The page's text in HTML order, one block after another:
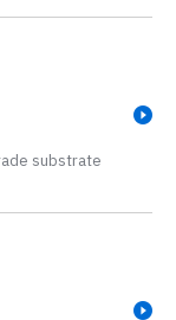
substrate